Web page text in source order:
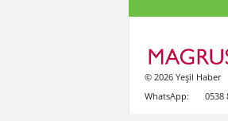
© 2026 Yeşil Haber
WhatsApp:
0538